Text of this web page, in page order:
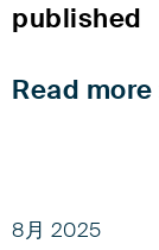
published
Read more
8月 2025